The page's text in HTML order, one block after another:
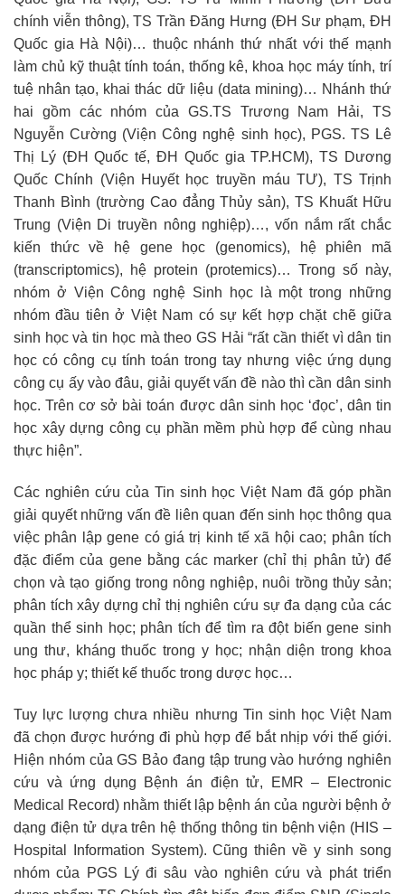
chính viễn thông), TS Trần Đăng Hưng (ĐH Sư phạm, ĐH
Quốc gia Hà Nội)… thuộc nhánh thứ nhất với thế mạnh
làm chủ kỹ thuật tính toán, thống kê, khoa học máy tính, trí
tuệ nhân tạo, khai thác dữ liệu (data mining)… Nhánh thứ
hai gồm các nhóm của GS.TS Trương Nam Hải, TS
Nguyễn Cường (Viện Công nghệ sinh học), PGS. TS Lê
Thị Lý (ĐH Quốc tế, ĐH Quốc gia TP.HCM), TS Dương
Quốc Chính (Viện Huyết học truyền máu TƯ), TS Trịnh
Thanh Bình (trường Cao đẳng Thủy sản), TS Khuất Hữu
Trung (Viện Di truyền nông nghiệp)…, vốn nắm rất chắc
kiến thức về hệ gene học (genomics), hệ phiên mã
(transcriptomics), hệ protein (protemics)… Trong số này,
nhóm ở Viện Công nghệ Sinh học là một trong những
nhóm đầu tiên ở Việt Nam có sự kết hợp chặt chẽ giữa
sinh học và tin học mà theo GS Hải “rất cần thiết vì dân tin
học có công cụ tính toán trong tay nhưng việc ứng dụng
công cụ ấy vào đâu, giải quyết vấn đề nào thì cần dân sinh
học. Trên cơ sở bài toán được dân sinh học ‘đọc’, dân tin
học xây dựng công cụ phần mềm phù hợp để cùng nhau
thực hiện”.
Các nghiên cứu của Tin sinh học Việt Nam đã góp phần
giải quyết những vấn đề liên quan đến sinh học thông qua
việc phân lập gene có giá trị kinh tế xã hội cao; phân tích
đặc điểm của gene bằng các marker (chỉ thị phân tử) để
chọn và tạo giống trong nông nghiệp, nuôi trồng thủy sản;
phân tích xây dựng chỉ thị nghiên cứu sự đa dạng của các
quần thể sinh học; phân tích để tìm ra đột biến gene sinh
ung thư, kháng thuốc trong y học; nhận diện trong khoa
học pháp y; thiết kế thuốc trong dược học…
Tuy lực lượng chưa nhiều nhưng Tin sinh học Việt Nam
đã chọn được hướng đi phù hợp để bắt nhịp với thế giới.
Hiện nhóm của GS Bảo đang tập trung vào hướng nghiên
cứu và ứng dụng Bệnh án điện tử, EMR – Electronic
Medical Record) nhằm thiết lập bệnh án của người bệnh ở
dạng điện tử dựa trên hệ thống thông tin bệnh viện (HIS –
Hospital Information System). Cũng thiên về y sinh song
nhóm của PGS Lý đi sâu vào nghiên cứu và phát triển